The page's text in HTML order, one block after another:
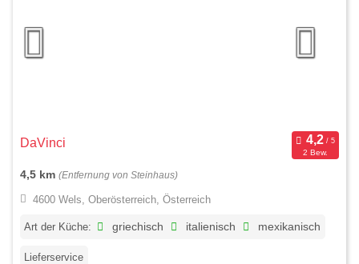
DaVinci
2 Bew.
4,5 km (Entfernung von Steinhaus)
4600 Wels, Oberösterreich, Österreich
Art der Küche: griechisch italienisch mexikanisch
Lieferservice